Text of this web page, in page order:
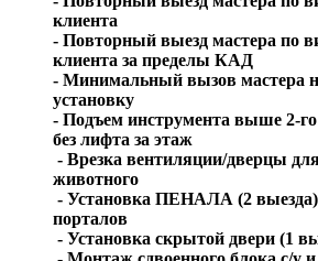
клиента
- Повторный выезд мастера по
клиента за пределы КАД
- Минимальный вызов мастера
установку
- Подъем инструмента выше 2-
без лифта за этаж
- Врезка вентиляции/дверцы
животного
- Установка ПЕНАЛА (2 выезда)
порталов
- Установка скрытой двери (1